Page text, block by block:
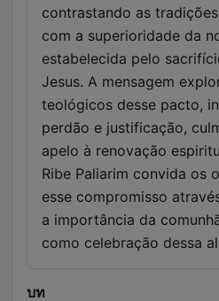
contrastando as
com a superioridade da
estabelecida pelo
Jesus. A mensagem
teológicos desse pacto,
perdão e justificação,
apelo à renovação
Ribe Paliarim convida os
esse compromisso
a importância da
como celebração dessa
บท